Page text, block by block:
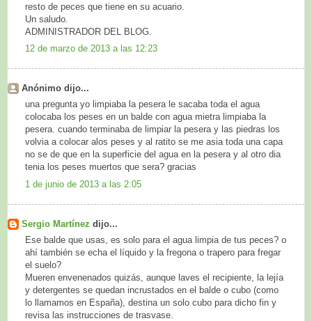
resto de peces que tiene en su acuario.
Un saludo.
ADMINISTRADOR DEL BLOG.
12 de marzo de 2013 a las 12:23
Anónimo dijo...
una pregunta yo limpiaba la pesera le sacaba toda el agua
colocaba los peses en un balde con agua mietra limpiaba la
pesera. cuando terminaba de limpiar la pesera y las piedras los
volvia a colocar alos peses y al ratito se me asia toda una capa
no se de que en la superficie del agua en la pesera y al otro dia
tenia los peses muertos que sera? gracias
1 de junio de 2013 a las 2:05
Sergio Martínez dijo...
Ese balde que usas, es solo para el agua limpia de tus peces? o
ahí también se echa el líquido y la fregona o trapero para fregar
el suelo?
Mueren envenenados quizás, aunque laves el recipiente, la lejía
y detergentes se quedan incrustados en el balde o cubo (como
lo llamamos en España), destina un solo cubo para dicho fin y
revisa las instrucciones de trasvase.